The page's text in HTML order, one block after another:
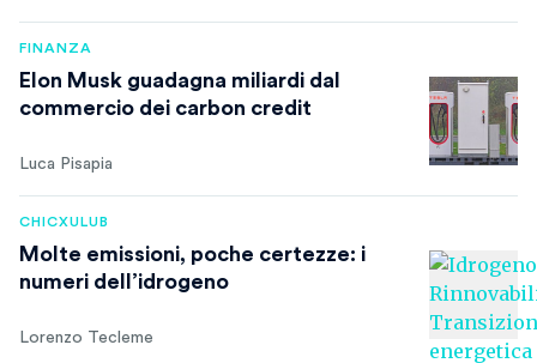
FINANZA
Elon Musk guadagna miliardi dal
commercio dei carbon credit
Luca Pisapia
CHICXULUB
Molte emissioni, poche certezze: i
numeri dell’idrogeno
Lorenzo Tecleme